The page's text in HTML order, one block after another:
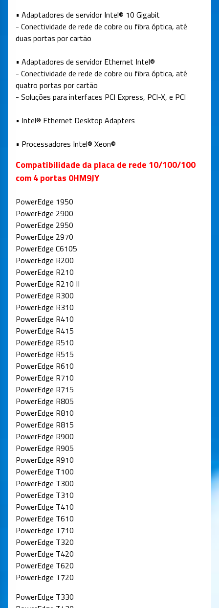
• Adaptadores de servidor Intel® 10 Gigabit
- Conectividade de rede de cobre ou fibra óptica, até
duas portas por cartão
• Adaptadores de servidor Ethernet Intel®
- Conectividade de rede de cobre ou fibra óptica, até
quatro portas por cartão
- Soluções para interfaces PCI Express, PCI-X, e PCI
• Intel® Ethernet Desktop Adapters
• Processadores Intel® Xeon®
Compatibilidade da placa de rede 10/100/100
com 4 portas 0HM9JY
PowerEdge 1950
PowerEdge 2900
PowerEdge 2950
PowerEdge 2970
PowerEdge C6105
PowerEdge R200
PowerEdge R210
PowerEdge R210 II
PowerEdge R300
PowerEdge R310
PowerEdge R410
PowerEdge R415
PowerEdge R510
PowerEdge R515
PowerEdge R610
PowerEdge R710
PowerEdge R715
PowerEdge R805
PowerEdge R810
PowerEdge R815
PowerEdge R900
PowerEdge R905
PowerEdge R910
PowerEdge T100
PowerEdge T300
PowerEdge T310
PowerEdge T410
PowerEdge T610
PowerEdge T710
PowerEdge T320
PowerEdge T420
PowerEdge T620
PowerEdge T720
PowerEdge T330